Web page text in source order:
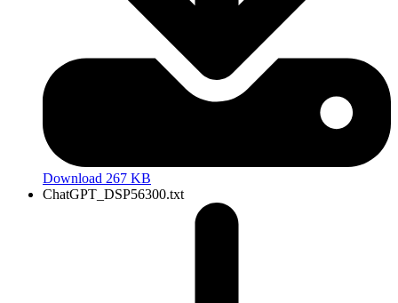
Download 267 KB
ChatGPT_DSP56300.txt